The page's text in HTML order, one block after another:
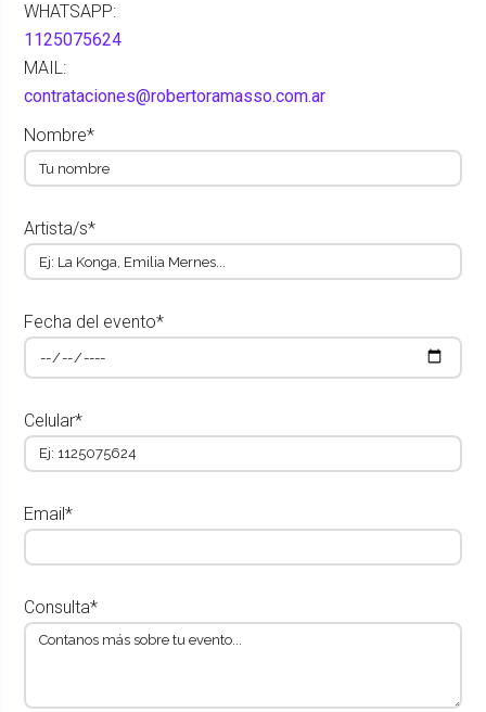
WHATSAPP:
1125075624
MAIL:
contrataciones@robertoramasso.com.ar
Nombre*
Artista/s*
Fecha del evento*
Celular*
Email*
Consulta*